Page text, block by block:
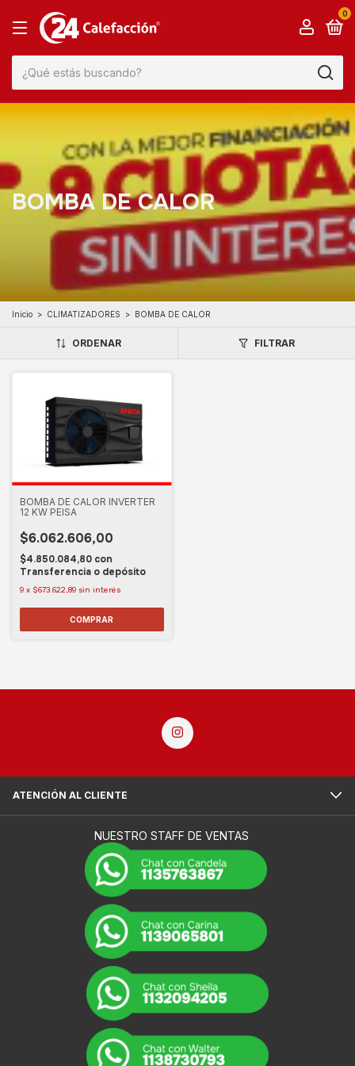
0
BOMBA DE CALOR
Inicio > CLIMATIZADORES > BOMBA DE CALOR
ORDENAR FILTRAR
BOMBA DE CALOR INVERTER
12 KW PEISA
$6.062.606,00
$4.850.084,80 con
Transferencia o depósito
9 x $673.622,89 sin interés
ATENCIÓN AL CLIENTE
NUESTRO STAFF DE VENTAS